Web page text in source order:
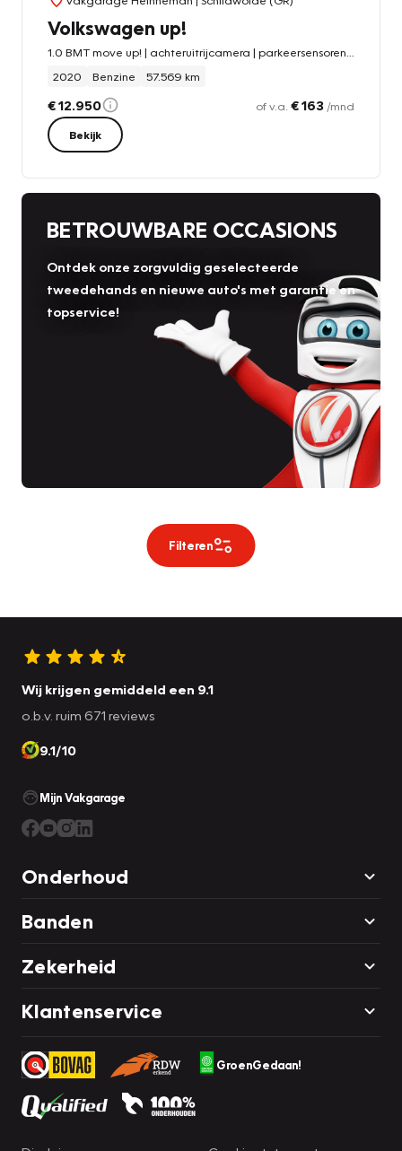
Volkswagen up!
2020
Benzine 57.569 km
€ 12.950 of v.a. € 163 /mnd
Bekijk
BETROUWBARE OCCASIONS
Ontdek onze zorgvuldig geselecteerde
tweedehands en nieuwe auto's met garantie en
topservice!
Filteren
Wij krijgen gemiddeld een 9.1
o.b.v. ruim 671 reviews
9.1/10
Mijn Vakgarage
Onderhoud
Banden
Zekerheid
Klantenservice
GroenGedaan!